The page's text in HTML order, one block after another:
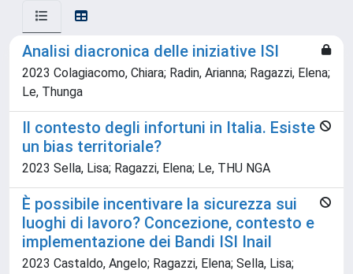
Analisi diacronica delle iniziative ISI
2023 Colagiacomo, Chiara; Radin, Arianna; Ragazzi, Elena;
Le, Thunga
Il contesto degli infortuni in Italia. Esiste
un bias territoriale?
2023 Sella, Lisa; Ragazzi, Elena; Le, THU NGA
È possibile incentivare la sicurezza sui
luoghi di lavoro? Concezione, contesto e
implementazione dei Bandi ISI Inail
2023 Castaldo, Angelo; Ragazzi, Elena; Sella, Lisa;